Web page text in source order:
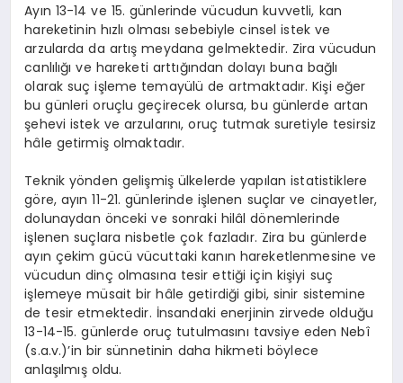
Ayın 13-14 ve 15. günlerinde vücudun kuvvetli, kan
hareketinin hızlı olması sebebiyle cinsel istek ve
arzularda da artış meydana gelmektedir. Zira vücudun
canlılığı ve hareketi arttığından dolayı buna bağlı
olarak suç işleme temayülü de artmaktadır. Kişi eğer
bu günleri oruçlu geçirecek olursa, bu günlerde artan
şehevi istek ve arzularını, oruç tutmak suretiyle tesirsiz
hâle getirmiş olmaktadır.
Teknik yönden gelişmiş ülkelerde yapılan istatistiklere
göre, ayın 11-21. günlerinde işlenen suçlar ve cinayetler,
dolunaydan önceki ve sonraki hilâl dönemlerinde
işlenen suçlara nisbetle çok fazladır. Zira bu günlerde
ayın çekim gücü vücuttaki kanın hareketlenmesine ve
vücudun dinç olmasına tesir ettiği için kişiyi suç
işlemeye müsait bir hâle getirdiği gibi, sinir sistemine
de tesir etmektedir. İnsandaki enerjinin zirvede olduğu
13-14-15. günlerde oruç tutulmasını tavsiye eden Nebî
(s.a.v.)’in bir sünnetinin daha hikmeti böylece
anlaşılmış oldu.